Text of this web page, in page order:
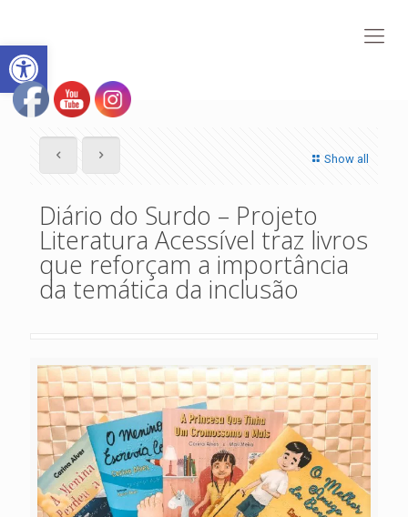
Abrir a barra de ferramentas
Show all
Diário do Surdo – Projeto
Literatura Acessível traz livros
que reforçam a importância
da temática da inclusão